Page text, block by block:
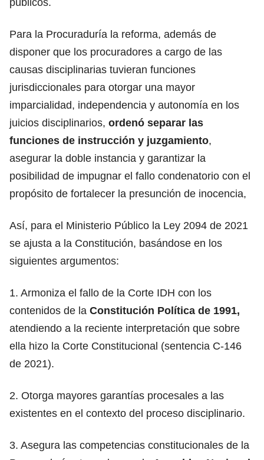
Para la Procuraduría la reforma, además de
disponer que los procuradores a cargo de las
causas disciplinarias tuvieran funciones
jurisdiccionales para otorgar una mayor
imparcialidad, independencia y autonomía en los
juicios disciplinarios, ordenó separar las
funciones de instrucción y juzgamiento,
asegurar la doble instancia y garantizar la
posibilidad de impugnar el fallo condenatorio con el
propósito de fortalecer la presunción de inocencia,
Así, para el Ministerio Público la Ley 2094 de 2021
se ajusta a la Constitución, basándose en los
siguientes argumentos:
1. Armoniza el fallo de la Corte IDH con los
contenidos de la Constitución Política de 1991,
atendiendo a la reciente interpretación que sobre
ella hizo la Corte Constitucional (sentencia C-146
de 2021).
2. Otorga mayores garantías procesales a las
existentes en el contexto del proceso disciplinario.
3. Asegura las competencias constitucionales de la